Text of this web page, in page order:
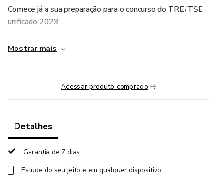
Comece já a sua preparação para o concurso do TRE/TSE
unificado 2023
Mostrar mais
Acessar produto comprado
Detalhes
Garantia de 7 dias
Estude do seu jeito e em qualquer dispositivo